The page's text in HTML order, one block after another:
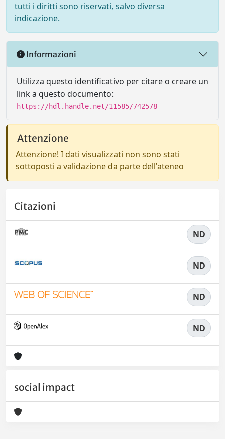
tutti i diritti sono riservati, salvo diversa
indicazione.
Informazioni
Utilizza questo identificativo per citare o creare un
link a questo documento:
https://hdl.handle.net/11585/742578
Attenzione
Attenzione! I dati visualizzati non sono stati
sottoposti a validazione da parte dell'ateneo
Citazioni
ND
ND
ND
ND
social impact